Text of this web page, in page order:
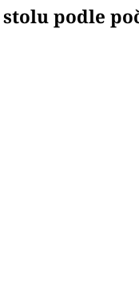
podle